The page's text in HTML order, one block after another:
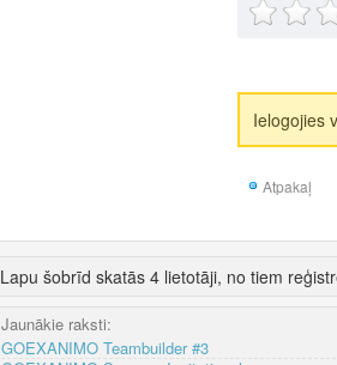
Ielogojies
Atpakaļ
Lapu šobrīd skatās 4 lietotāji, no tiem
Jaunākie raksti:
GOEXANIMO Teambuilder #3